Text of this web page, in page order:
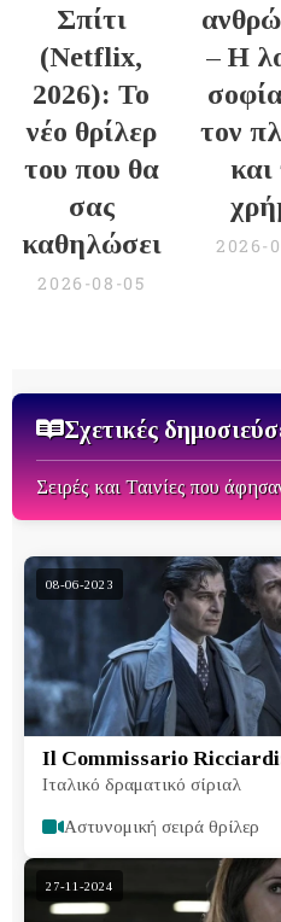
Σπίτι
(Netflix,
2026): Το
νέο θρίλερ
του που θα
σας
καθηλώσει
2026-08-05
– Η
τον
και
2026-
Σχετικές
Σειρές και Ταινίες που
08-06-2023
Il Commissario
Ιταλικό δραματικό σίριαλ
Αστυνομική σειρά θρίλερ
27-11-2024